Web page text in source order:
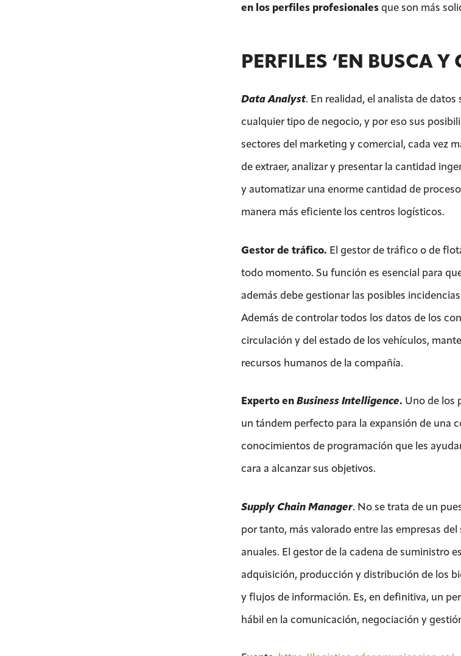
en los perfiles profesionalesque son más
PERFILES ‘EN BUSCA Y
Data Analyst. En realidad, el analista de
cualquier tipo de negocio, y por eso sus
sectores del marketing y comercial, cada vez
de extraer, analizar y presentar la cantidad
y automatizar una enorme cantidad de
manera más eficiente los centros logísticos.
Gestor de tráfico. El gestor de tráfico o de
todo momento. Su función es esencial para
además debe gestionar las posibles
Además de controlar todos los datos de los
circulación y del estado de los vehículos,
recursos humanos de la compañía.
Experto enBusiness Intelligence. Uno de los
un tándem perfecto para la expansión de una
conocimientos de programación que les
cara a alcanzar sus objetivos.
Supply Chain Manager. No se trata de un
por tanto, más valorado entre las empresas
anuales. El gestor de la cadena de suministro
adquisición, producción y distribución de los
y flujos de información. Es, en definitiva, un
hábil en la comunicación, negociación y